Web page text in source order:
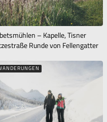
– Kapelle, Tisner
Runde von Fellengatter